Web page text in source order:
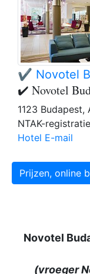
✔️ Novotel
✔️ Novotel
1123 Budapest,
NTAK-
Hotel E-mail
Prijzen, online
Novotel
(vroeger